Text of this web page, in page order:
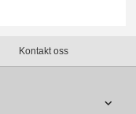
Kontakt oss